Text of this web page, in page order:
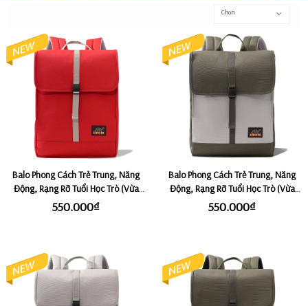
Chọn
Balo Phong Cách Trẻ Trung, Năng
Động, Rạng Rỡ Tuổi Học Trò (Vừa
Laptop 14") KMORE VIOLET - Red
550.000₫
Balo Phong Cách Trẻ Trung, Năng
Động, Rạng Rỡ Tuổi Học Trò (Vừa
Laptop 14") KMORE VIOLET -
550.000₫